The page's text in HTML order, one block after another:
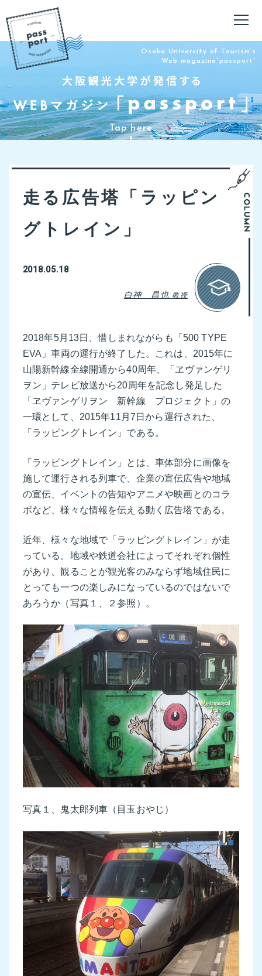
Osaka University of Tourism’s
Web magazine”passport”
走る広告塔「ラッピン
グトレイン」
2018.05.18
白神 昌也 教授
2018年5月13日、惜しまれながらも「500 TYPE
EVA」車両の運行が終了した。これは、2015年に
山陽新幹線全線開通から40周年、「ヱヴァンゲリ
ヲン」テレビ放送から20周年を記念し発足した
「ヱヴァンゲリヲン 新幹線 プロジェクト」の
一環として、2015年11月7日から運行された、
「ラッピングトレイン」である。
「ラッピングトレイン」とは、車体部分に画像を
施して運行される列車で、企業の宣伝広告や地域
の宣伝、イベントの告知やアニメや映画とのコラ
ボなど、様々な情報を伝える動く広告塔である。
近年、様々な地域で「ラッピングトレイン」が走
っている。地域や鉄道会社によってそれぞれ個性
があり、観ることが観光客のみならず地域住民に
とっても一つの楽しみになっているのではないで
あろうか（写真１、２参照）。
写真１、鬼太郎列車（目玉おやじ）